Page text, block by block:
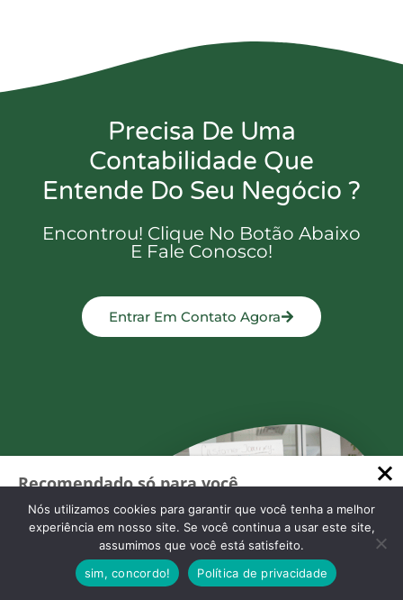
Precisa De Uma
Contabilidade Que
Entende Do Seu Negócio ?
Encontrou! Clique No Botão Abaixo
E Fale Conosco!
Entrar Em Contato Agora
Recomendado só para você
Como empreender em Goiás?
Descubra agora!
O que você precisa saber para
empreender em Goiás Confira…
Nós utilizamos cookies para garantir que você tenha a melhor
experiência em nosso site. Se você continua a usar este site,
assumimos que você está satisfeito.
sim, concordo!
Política de privacidade